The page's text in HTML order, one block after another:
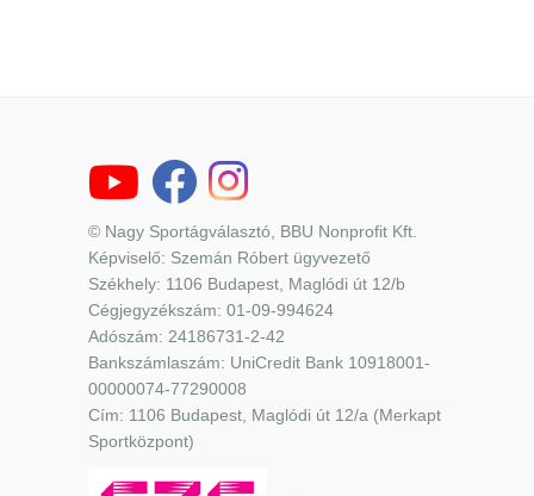
© Nagy Sportágválasztó, BBU Nonprofit Kft.
Képviselő: Szemán Róbert ügyvezető
Székhely: 1106 Budapest, Maglódi út 12/b
Cégjegyzékszám: 01-09-994624
Adószám: 24186731-2-42
Bankszámlaszám: UniCredit Bank 10918001-
00000074-77290008
Cím: 1106 Budapest, Maglódi út 12/a (Merkapt
Sportközpont)